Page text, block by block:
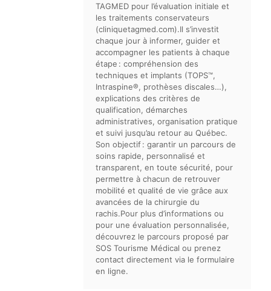
TAGMED pour l’évaluation initiale et
les traitements conservateurs
(cliniquetagmed.com).Il s’investit
chaque jour à informer, guider et
accompagner les patients à chaque
étape : compréhension des
techniques et implants (TOPS™,
Intraspine®, prothèses discales…),
explications des critères de
qualification, démarches
administratives, organisation pratique
et suivi jusqu’au retour au Québec.
Son objectif : garantir un parcours de
soins rapide, personnalisé et
transparent, en toute sécurité, pour
permettre à chacun de retrouver
mobilité et qualité de vie grâce aux
avancées de la chirurgie du
rachis.Pour plus d’informations ou
pour une évaluation personnalisée,
découvrez le parcours proposé par
SOS Tourisme Médical ou prenez
contact directement via le formulaire
en ligne.